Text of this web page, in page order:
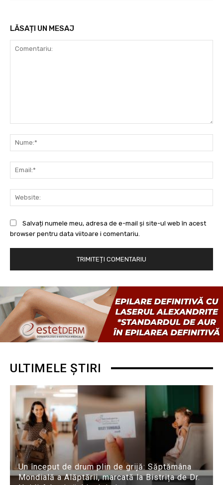
LĂSAȚI UN MESAJ
Salvați numele meu, adresa de e-mail și site-ul web în acest
browser pentru data viitoare i comentariu.
ULTIMELE ȘTIRI
Un început de drum plin de grijă: Săptămâna
Mondială a Alăptării, marcată la Bistrița de Dr.